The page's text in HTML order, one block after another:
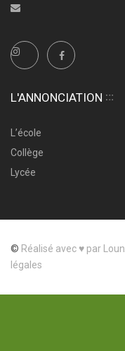
L'ANNONCIATION
L’école
Collège
Lycée
© Réalisé avec ♥ par
légales